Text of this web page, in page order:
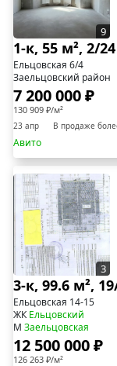
9
1-к, 55 м², 2/
Ельцовская 6/4
Заельцовский район
7 200 000 ₽
130 909 ₽/м²
23 апр В продаже
Авито
3
3-к, 99.6 м²,
Ельцовская 14-15
ЖКЕльцовский
М Заельцовская
12 500 000 ₽
126 263 ₽/м²